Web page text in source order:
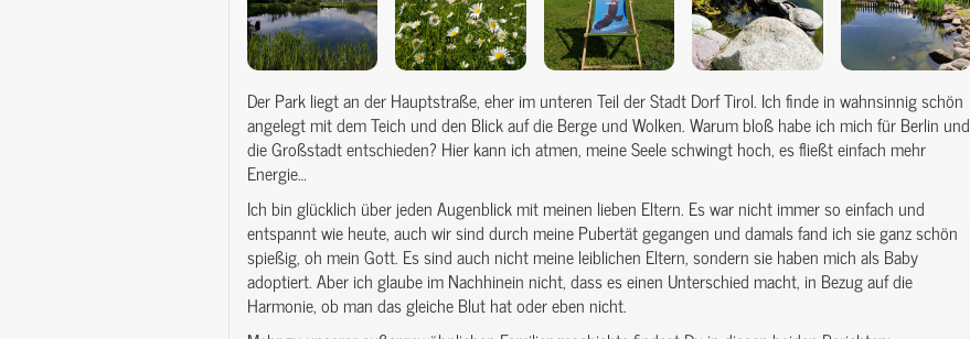
Der Park liegt an der Hauptstraße, eher im unteren Teil der Stadt Dorf Tirol. Ich finde in wahnsinnig schön
angelegt mit dem Teich und den Blick auf die Berge und Wolken. Warum bloß habe ich mich für Berlin und
die Großstadt entschieden? Hier kann ich atmen, meine Seele schwingt hoch, es fließt einfach mehr
Energie…
Ich bin glücklich über jeden Augenblick mit meinen lieben Eltern. Es war nicht immer so einfach und
entspannt wie heute, auch wir sind durch meine Pubertät gegangen und damals fand ich sie ganz schön
spießig, oh mein Gott. Es sind auch nicht meine leiblichen Eltern, sondern sie haben mich als Baby
adoptiert. Aber ich glaube im Nachhinein nicht, dass es einen Unterschied macht, in Bezug auf die
Harmonie, ob man das gleiche Blut hat oder eben nicht.